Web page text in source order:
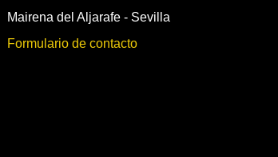
Mairena del Aljarafe - Sevilla
Formulario de contacto